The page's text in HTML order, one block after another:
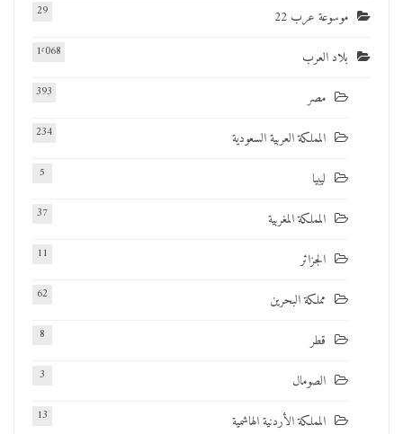
موسوعة عرب 22 29
بلاد العرب 1٬068
مصر 393
المملكة العربية السعودية 234
ليبيا 5
المملكة المغربية 37
الجزائر 11
مملكة البحرين 62
قطر 8
الصومال 3
المملكة الأردنية الهاشمية 13